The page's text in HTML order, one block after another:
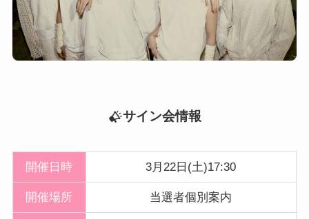
サイン会情報
開催日時 3月22日(土)17:30
開催場所 当選者個別案内